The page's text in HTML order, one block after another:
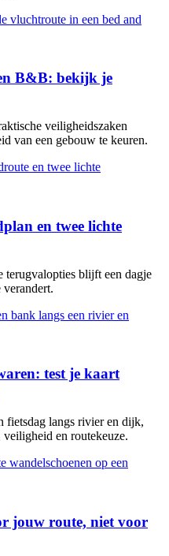
B&B: bekijk je
veiligheidszaken
van een gebouw te keuren.
en twee lichte
terugvalopties blijft een dagje
test je kaart
fietsdag langs rivier en dijk,
en routekeuze.
jouw route, niet voor